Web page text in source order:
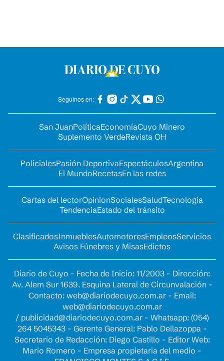
Seguinos en:
San JuanPolíticaEconomíaCuyo Minero
Suplemento VerdeRevista OH
PolicialesPasión DeportivaEspectáculosArgentina
El MundoRecetasEn las redes
Cartas del lectorOpinionSocialesSaludTecnología
TendenciaEstado del tránsito
ClasificadosInmueblesAutomotoresEmpleosServicios
Avisos Fúnebres y MisasEdictos
Diario de Cuyo - Fecha de Inicio: 11/2003 - Dirección:
Av. Alem Sur 1639. Esquina Lateral de Circunvalación -
Contacto: web@diariodecuyo.com.ar- Email:
web@diariodecuyo.com.ar
/ publicidad@diariodecuyo.com.ar- Whatsapp: (054)
264 5045343 - Gerente General: Pablo Dellazoppa -
Secretario de Redacción: Diego Castillo - Editor Web:
Mario Romero - Empresa propietaria del medio -